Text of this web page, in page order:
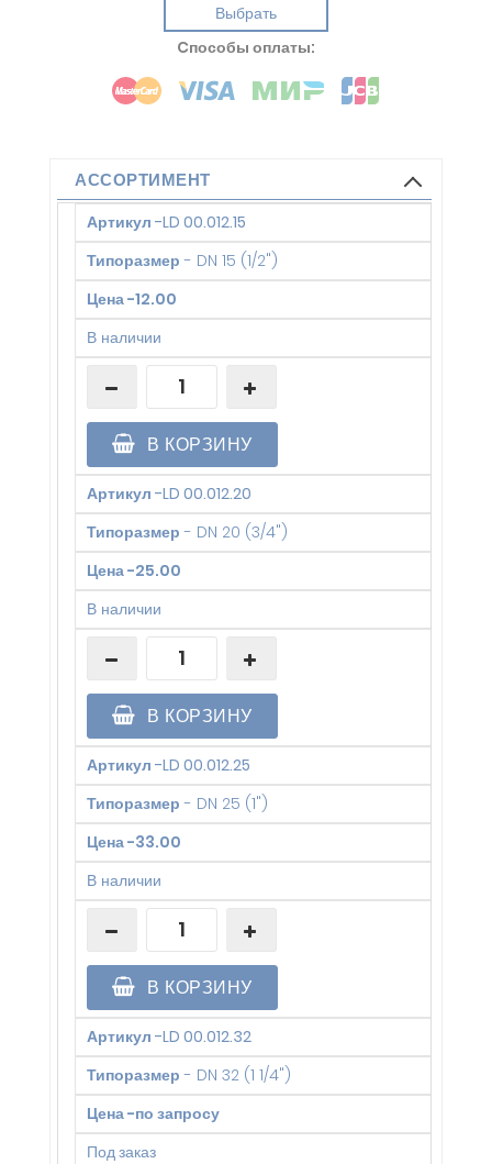
Выбрать
Cпособы оплаты:
АССОРТИМЕНТ
Артикул -LD 00.012.15
Типоразмер - DN 15 (1/2")
Цена-12.00
В наличии
В КОРЗИНУ
Артикул -LD 00.012.20
Типоразмер - DN 20 (3/4")
Цена-25.00
В наличии
В КОРЗИНУ
Артикул -LD 00.012.25
Типоразмер - DN 25 (1")
Цена-33.00
В наличии
В КОРЗИНУ
Артикул -LD 00.012.32
Типоразмер - DN 32 (1 1/4")
Цена-по запросу
Под заказ